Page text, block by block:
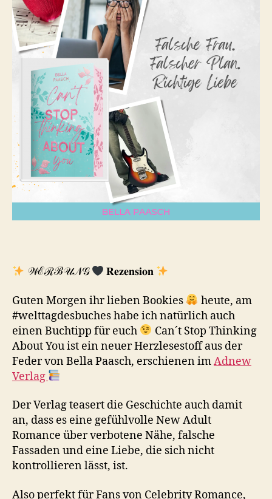
𝒲ℰℛℬ𝒰𝒩𝒢 𝐑𝐞𝐳𝐞𝐧𝐬𝐢𝐨𝐧
Guten Morgen ihr lieben Bookies
heute, am
#welttagdesbuches habe ich natürlich auch
einen Buchtipp für euch
Can´t Stop Thinking
About You ist ein neuer Herzlesestoff aus der
Feder von Bella Paasch, erschienen imAdnew
Verlag
Der Verlag teasert die Geschichte auch damit
an, dass es eine gefühlvolle New Adult
Romance über verbotene Nähe, falsche
Fassaden und eine Liebe, die sich nicht
kontrollieren lässt, ist.
Also perfekt für Fans von Celebrity Romance,